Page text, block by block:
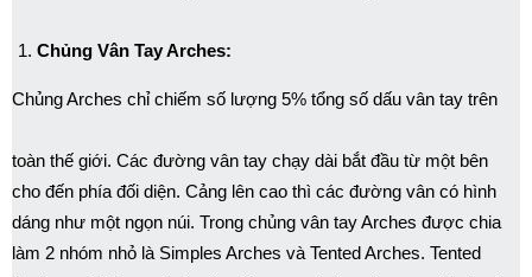
Chủng Vân Tay Arches:
Chủng Arches chỉ chiếm số lượng 5% tổng số dấu vân tay trên
toàn thế giới. Các đường vân tay chạy dài bắt đầu từ một bên
cho đến phía đối diện. Cảng lên cao thì các đường vân có hình
dáng như một ngọn núi. Trong chủng vân tay Arches được chia
làm 2 nhóm nhỏ là Simples Arches và Tented Arches. Tented